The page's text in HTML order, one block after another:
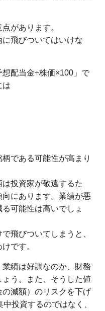
があります。
飛びついてはいけな
配当金÷株価×100」で
は
である可能性が高まり
投資家が敬遠するた
にあります。業績が悪
可能性は高いでしょ
飛びついてしまうと、
です。
績は好調なのか、財務
う。また、そうした値
減額）のリスクを下げ
投資するのではなく、